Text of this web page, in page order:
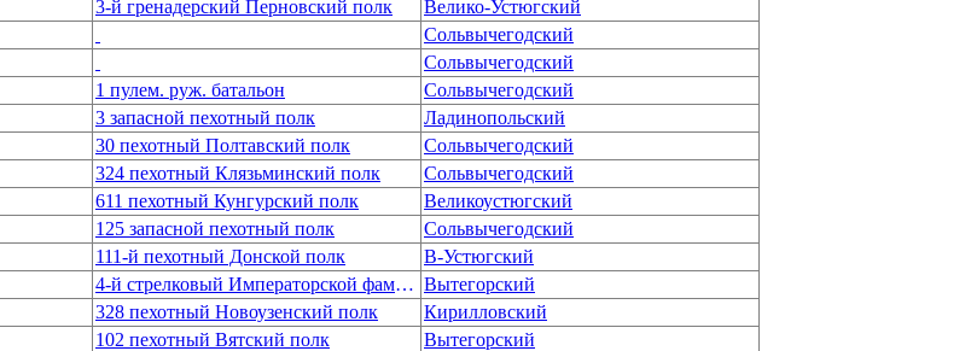
3-й гренадерский Перновский полк
Велико-Устюгский
Сольвычегодский
Сольвычегодский
1 пулем. руж. батальон
Сольвычегодский
3 запасной пехотный полк
Ладинопольский
30 пехотный Полтавский полк
Сольвычегодский
324 пехотный Клязьминский полк
Сольвычегодский
611 пехотный Кунгурский полк
Великоустюгский
125 запасной пехотный полк
Сольвычегодский
111-й пехотный Донской полк
В-Устюгский
4-й стрелковый Императорской фамилии лейб-гвардии полк Вытегорский
328 пехотный Новоузенский полк
Кирилловский
102 пехотный Вятский полк
Вытегорский